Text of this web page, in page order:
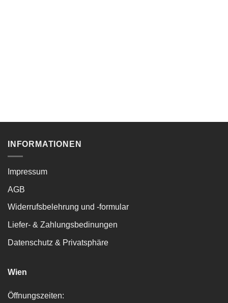
INFORMATIONEN
Impressum
AGB
Widerrufsbelehrung und -formular
Liefer- & Zahlungsbedinungen
Datenschutz & Privatsphäre
Wien
Öffnungszeiten: